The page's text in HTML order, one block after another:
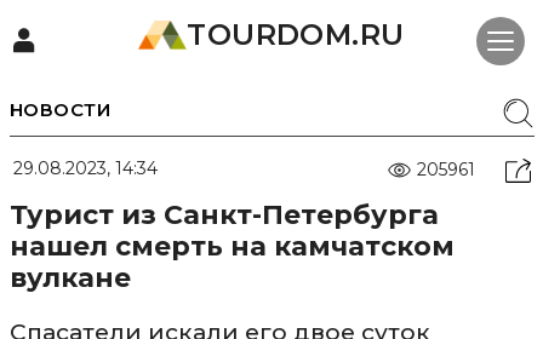
TOURDOM.RU
НОВОСТИ
29.08.2023, 14:34 205961
Турист из Санкт-Петербурга
нашел смерть на камчатском
вулкане
Спасатели искали его двое суток